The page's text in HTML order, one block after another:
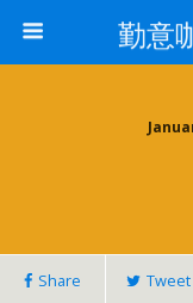
勤意
Share Tweet